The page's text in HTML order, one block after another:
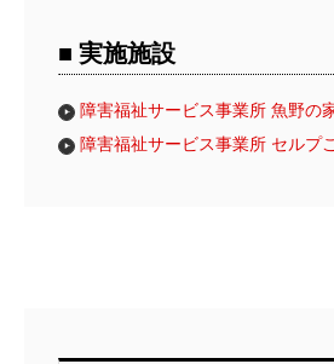
■ 実施施設
障害福祉サービス事業所 魚野の
障害福祉サービス事業所 セルプ